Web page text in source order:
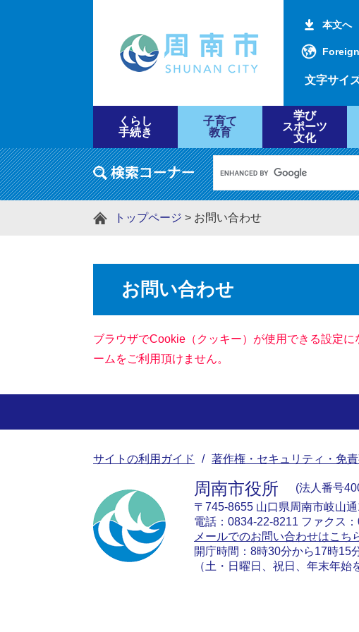
本文へ
文字サイ
くらし
手続き
子育て
教育
学び
スポーツ
文化
トップページ > お問い合わせ
お問い合わせ
ブラウザでCookie（クッキー）が使用できる設定
ームをご利用頂けません。
サイトの利用ガイド 著作権・セキュリティ・免
周南市役所
法人番号
〒745-8655 山口県周南市岐山
電話：0834-22-8211 ファクス
メールでのお問い合わせはこち
開庁時間：8時30分から17時15
（土・日曜日、祝日、年末年始